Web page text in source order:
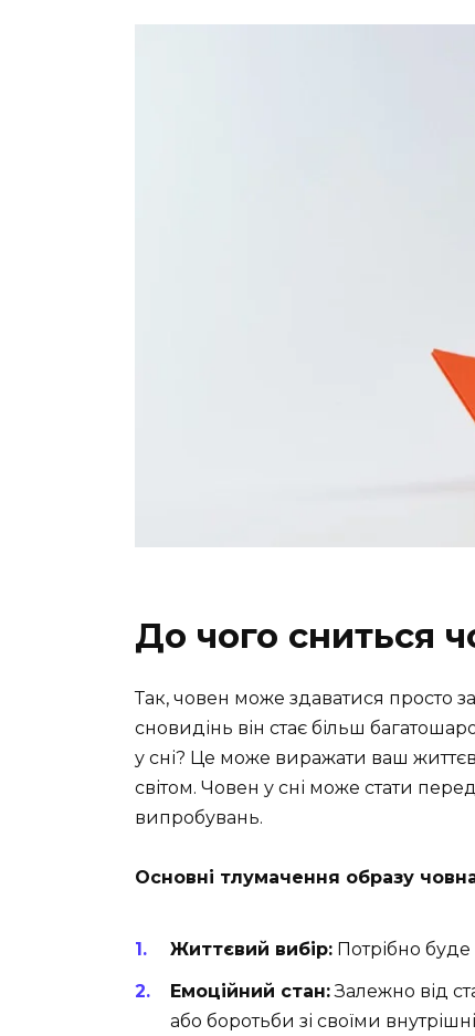
До чого сниться
Так, човен може здаватися просто
сновидінь він стає більш
у сні? Це може виражати ваш
світом. Човен у сні може стати
випробувань.
Основні тлумачення образу
Життєвий вибір: Потрібно
Емоційний стан:Залежно від
або боротьби зі своїми